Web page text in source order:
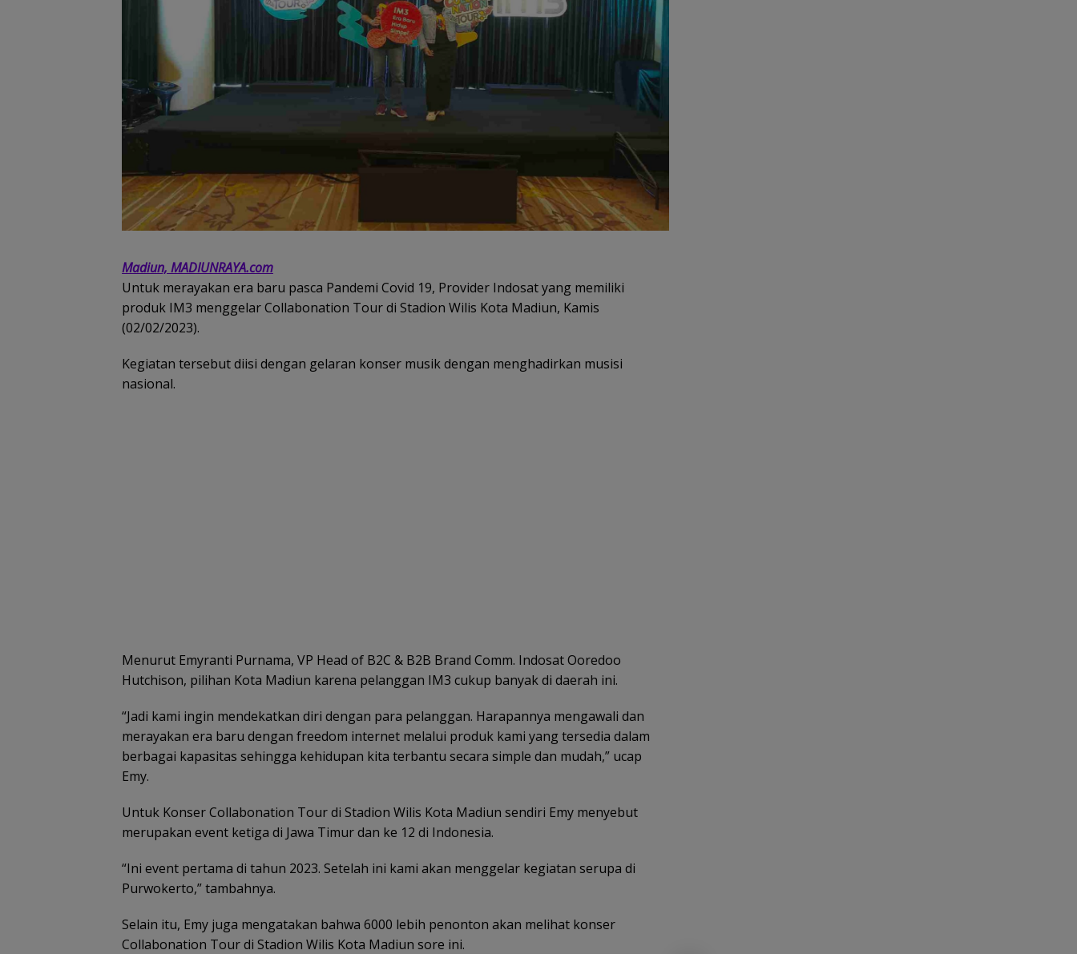
Madiun, MADIUNRAYA.com
Untuk merayakan era baru pasca Pandemi Covid 19, Provider Indosat yang memiliki
produk IM3 menggelar Collabonation Tour di Stadion Wilis Kota Madiun, Kamis
(02/02/2023).
Kegiatan tersebut diisi dengan gelaran konser musik dengan menghadirkan musisi
nasional.
Menurut Emyranti Purnama, VP Head of B2C & B2B Brand Comm. Indosat Ooredoo
Hutchison, pilihan Kota Madiun karena pelanggan IM3 cukup banyak di daerah ini.
“Jadi kami ingin mendekatkan diri dengan para pelanggan. Harapannya mengawali dan
merayakan era baru dengan freedom internet melalui produk kami yang tersedia dalam
berbagai kapasitas sehingga kehidupan kita terbantu secara simple dan mudah,” ucap
Emy.
Untuk Konser Collabonation Tour di Stadion Wilis Kota Madiun sendiri Emy menyebut
merupakan event ketiga di Jawa Timur dan ke 12 di Indonesia.
“Ini event pertama di tahun 2023. Setelah ini kami akan menggelar kegiatan serupa di
Purwokerto,” tambahnya.
Selain itu, Emy juga mengatakan bahwa 6000 lebih penonton akan melihat konser
Collabonation Tour di Stadion Wilis Kota Madiun sore ini.